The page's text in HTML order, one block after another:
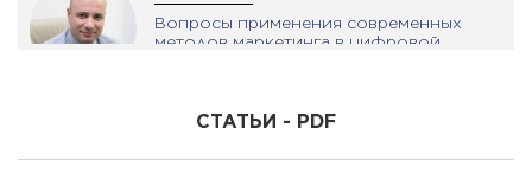
Вопросы применения современных
методов маркетинга в цифровой
Г. Асадов
Семенное размножение чайного
СТАТЬИ - PDF